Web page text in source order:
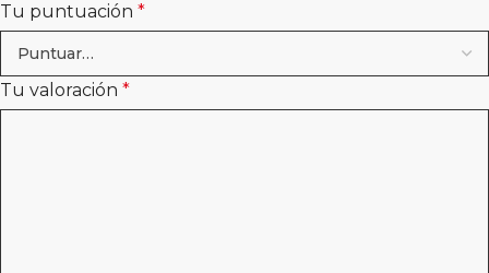
Tu puntuación *
Tu valoración *